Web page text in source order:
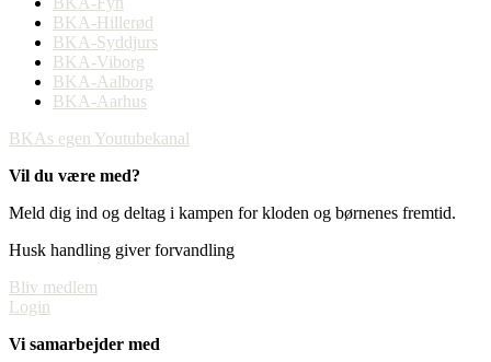
BKA-Hillerød
BKA-Syddjurs
BKA-Viborg
BKA-Aalborg
BKA-Aarhus
BKAs egen Youtubekanal
Vil du være med?
Meld dig ind og deltag i kampen for kloden og børnenes fremtid.
Husk handling giver forvandling
Bliv medlem
Login
Vi samarbejder med